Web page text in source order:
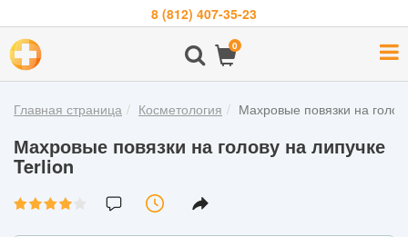
8 (812) 407-35-23
0
О
компании
Бренды
Покупателям
Главная страница Косметология Махровые повязки на
Махровые повязки на голову на липучке
Terlion